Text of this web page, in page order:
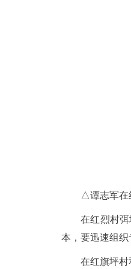
△谭志军在
在红烈村
本，要迅速组
在红旗坪